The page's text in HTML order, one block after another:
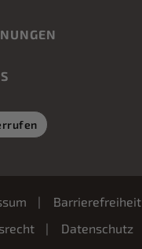
Barrierefreiheit
Datenschutz